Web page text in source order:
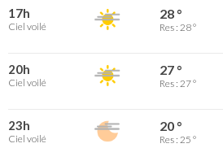
17h
Ciel voilé
28 °
Res : 28 °
20h
Ciel voilé
27 °
Res : 27 °
23h
Ciel voilé
20 °
Res : 25 °